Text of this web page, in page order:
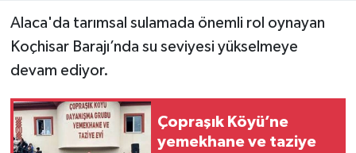
Alaca'da tarımsal sulamada önemli rol oynayan
Koçhisar Barajı’nda su seviyesi yükselmeye
devam ediyor.
Çopraşık Köyü’ne
yemekhane ve taziye